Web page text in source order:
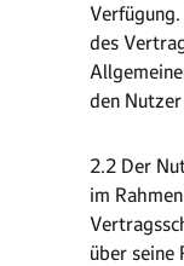
des
den
2.2 Der
im
über seine